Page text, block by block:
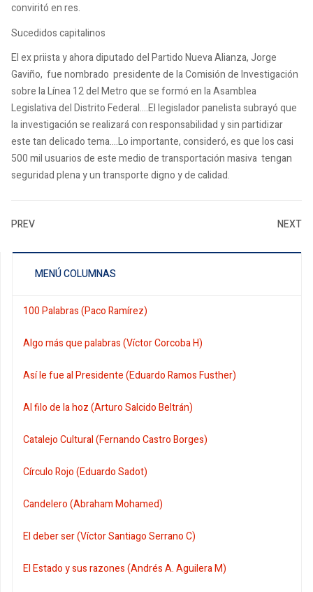
conviritó en res.
Sucedidos capitalinos
El ex priista y ahora diputado del Partido Nueva Alianza, Jorge
Gaviño, fue nombrado presidente de la Comisión de Investigación
sobre la Línea 12 del Metro que se formó en la Asamblea
Legislativa del Distrito Federal....El legislador panelista subrayó que
la investigación se realizará con responsabilidad y sin partidizar
este tan delicado tema….Lo importante, consideró, es que los casi
500 mil usuarios de este medio de transportación masiva tengan
seguridad plena y un transporte digno y de calidad.
PREV NEXT
MENÚ COLUMNAS
100 Palabras (Paco Ramírez)
Algo más que palabras (Víctor Corcoba H)
Así le fue al Presidente (Eduardo Ramos Fusther)
Al filo de la hoz (Arturo Salcido Beltrán)
Catalejo Cultural (Fernando Castro Borges)
Círculo Rojo (Eduardo Sadot)
Candelero (Abraham Mohamed)
El deber ser (Víctor Santiago Serrano C)
El Estado y sus razones (Andrés A. Aguilera M)